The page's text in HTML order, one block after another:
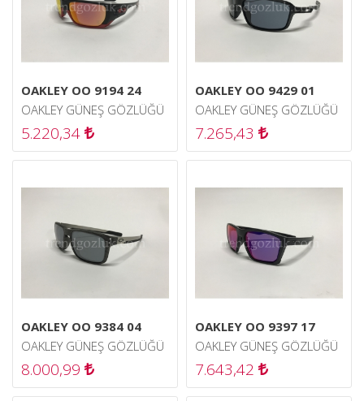
OAKLEY OO 9194 24
OAKLEY GÜNEŞ GÖZLÜĞÜ
5.220,34
OAKLEY OO 9429 01
OAKLEY GÜNEŞ GÖZLÜĞÜ
7.265,43
OAKLEY OO 9384 04
OAKLEY GÜNEŞ GÖZLÜĞÜ
8.000,99
OAKLEY OO 9397 17
OAKLEY GÜNEŞ GÖZLÜĞÜ
7.643,42